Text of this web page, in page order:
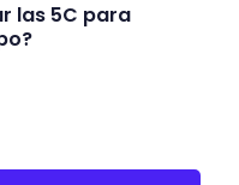
las 5C para